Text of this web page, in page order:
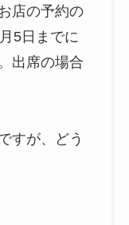
店の予約の
5日までに
出席の場合
すが、どう